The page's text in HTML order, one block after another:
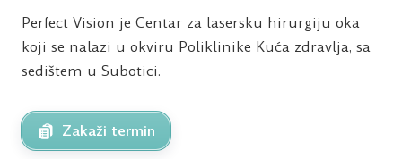
Perfect Vision je Centar za lasersku hirurgiju oka
koji se nalazi u okviru Poliklinike Kuća zdravlja, sa
sedištem u Subotici.
Zakaži termin